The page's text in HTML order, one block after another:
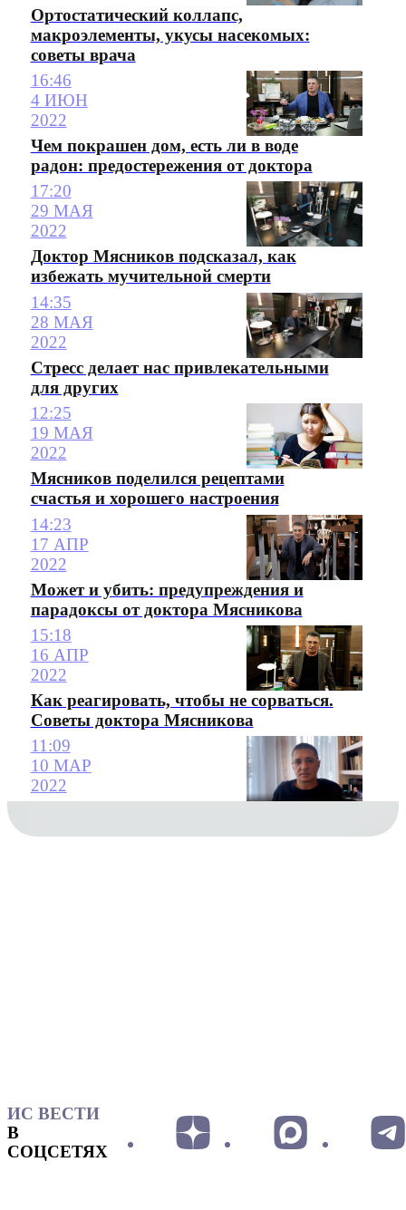
Ортостатический коллапс,
макроэлементы, укусы насекомых:
советы врача
16:46
4 ИЮН
2022
Чем покрашен дом, есть ли в воде
радон: предостережения от доктора
17:20
29 МАЯ
2022
Доктор Мясников подсказал, как
избежать мучительной смерти
14:35
28 МАЯ
2022
Стресс делает нас привлекательными
для других
12:25
19 МАЯ
2022
Мясников поделился рецептами
счастья и хорошего настроения
14:23
17 АПР
2022
Может и убить: предупреждения и
парадоксы от доктора Мясникова
15:18
16 АПР
2022
Как реагировать, чтобы не сорваться.
Советы доктора Мясникова
11:09
10 МАР
2022
ИС ВЕСТИ
В
СОЦСЕТЯХ